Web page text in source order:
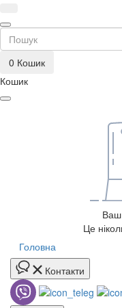
0 Кошик
Кошик
Ваш
Це
Головна
Контакти